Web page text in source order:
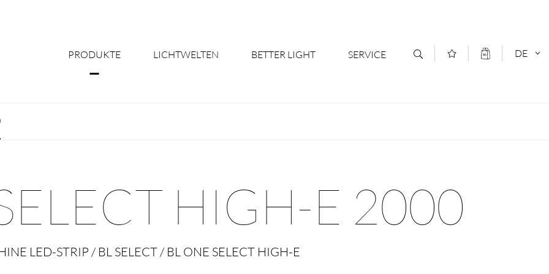
PRODUKTE LICHTWELTEN BETTER LIGHT
Licht nach Maß - Ihr Mehrwert
SERVICE
Downloads & Formulare
DE
HIGH-E 2000
LED-STRIP / BL SELECT / BL ONE SELECT HIGH-E